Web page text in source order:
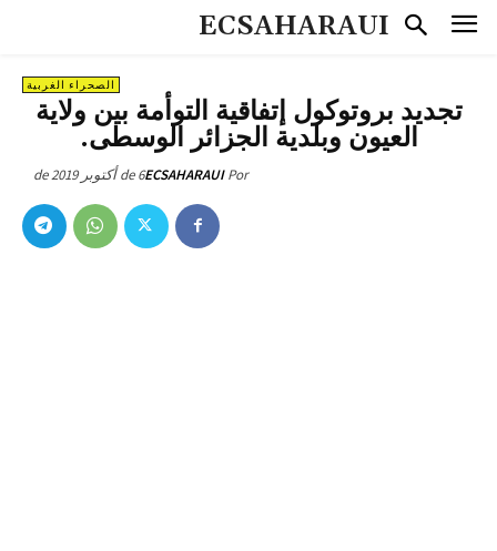
ECSAHARAUI
الصحراء الغربية
تجديد بروتوكول إتفاقية التوأمة بين ولاية
العيون وبلدية الجزائر الوسطى.
Por
ECSAHARAUI6 de أكتوبر de 2019